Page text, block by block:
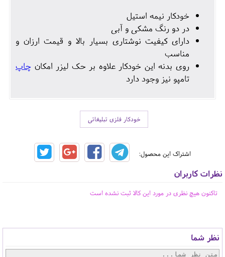
خودکار نیمه استیل
در دو رنگ مشکی و آبی
دارای کیفیت نوشتاری بسیار بالا و قیمت ارزان و
مناسب
روی بدنه این خودکار علاوه بر حک لیزر امکانچاپ
تامپو نیز وجود دارد
خودکار فلزی تبلیغاتی
اشتراک این محصول:
نظرات کاربران
تاکنون هیچ نظری در مورد این کالا ثبت نشده است
نظر شما